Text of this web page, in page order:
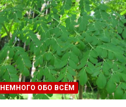
НЕМНОГО ОБО ВСЁМ